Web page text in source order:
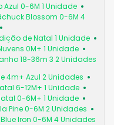
0-6M 1 Unidade
Blossom 0-6M 4
de Natal 1 Unidade
0M+ 1 Unidade
18-36m 3 2 Unidades
4m+ Azul 2 Unidades
6-12M+ 1 Unidade
0-6M+ 1 Unidade
Pine 0-6M 2 Unidades
Iron 0-6M 4 Unidades